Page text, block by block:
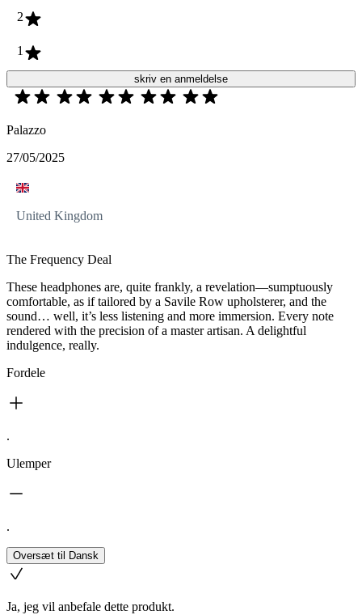
2
1
skriv en anmeldelse
Palazzo
27/05/2025
United Kingdom
The Frequency Deal
These headphones are, quite frankly, a revelation—sumptuously
comfortable, as if tailored by a Savile Row upholsterer, and the
sound… well, it’s less listening and more immersion. Every note
rendered with the precision of a master artisan. A delightful
indulgence, really.
Fordele
.
Ulemper
.
Oversæt til Dansk
Ja, jeg vil anbefale dette produkt.